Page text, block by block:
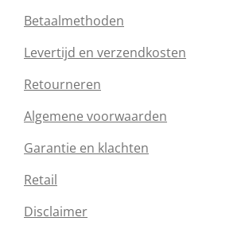
Betaalmethoden
Levertijd en verzendkosten
Retourneren
Algemene voorwaarden
Garantie en klachten
Retail
Disclaimer